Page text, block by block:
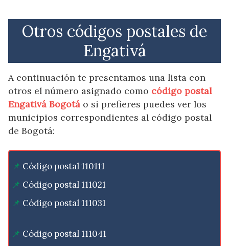
Otros códigos postales de
Engativá
A continuación te presentamos una lista con
otros el número asignado como código postal
Engativá Bogotá o si prefieres puedes ver los
municipios correspondientes al código postal
de Bogotá:
Código postal 110111
Código postal 111021
Código postal 111031
Código postal 111041